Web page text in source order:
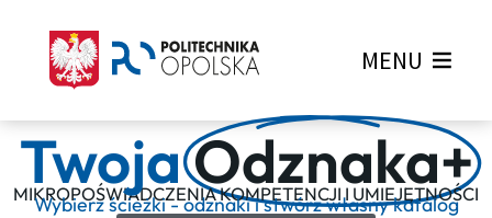
MENU
Odznaka+ Ścieżka Absolwent z wyróżnieniem
TwojaOdznaka+
MIKROPOŚWIADCZENIA KOMPETENCJI I UMIEJĘTNOŚCI
Wybierz ścieżki - odznaki i stwórz własny katalog